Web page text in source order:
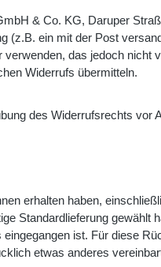
& Co. KG, Daruper
(z.B. ein mit der Post
das jedoch
Widerrufs übermitteln.
des Widerrufsrechts vor
erhalten haben,
Standardlieferung
ist. Für diese
etwas anderes